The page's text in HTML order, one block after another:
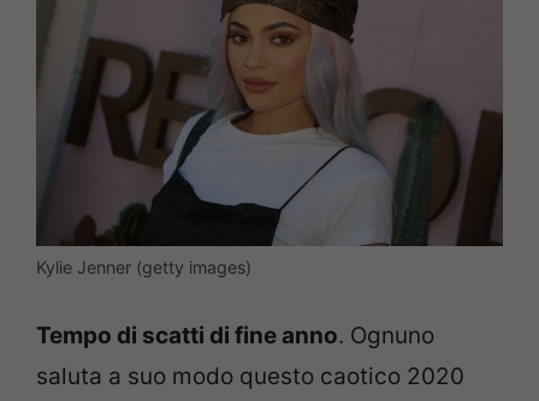
Kylie Jenner (getty images)
Tempo di scatti di fine anno. Ognuno
saluta a suo modo questo caotico 2020